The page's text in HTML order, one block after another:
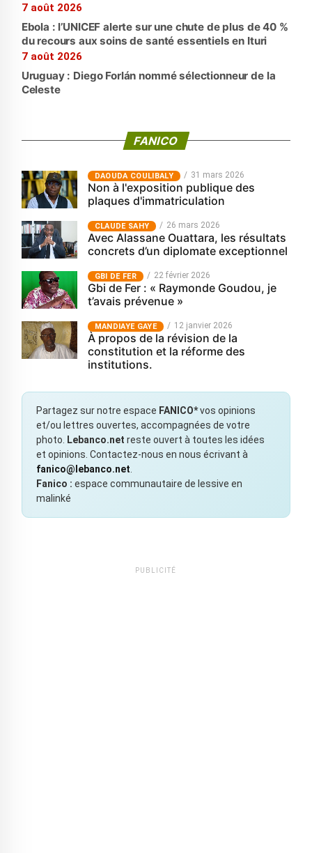
7 août 2026
Ebola : l’UNICEF alerte sur une chute de plus de 40 %
du recours aux soins de santé essentiels en Ituri
7 août 2026
Uruguay : Diego Forlán nommé sélectionneur de la
Celeste
FANICO
‎DAOUDA COULIBALY 31 mars 2026
Non à l'exposition publique des
plaques d'immatriculation
CLAUDE SAHY 26 mars 2026
Avec Alassane Ouattara, les résultats
concrets d’un diplomate exceptionnel
GBI DE FER 22 février 2026
Gbi de Fer : « Raymonde Goudou, je
t’avais prévenue »
MANDIAYE GAYE 12 janvier 2026
À propos de la révision de la
constitution et la réforme des
institutions.
Partagez sur notre espace FANICO*vos opinions
et/ou lettres ouvertes, accompagnées de votre
photo.
Lebanco.net reste ouvert à toutes les idées
et opinions. Contactez-nous en nous écrivant à
fanico@lebanco.net
Fanico : espace communautaire de lessive en
malinké
PUBLICITÉ